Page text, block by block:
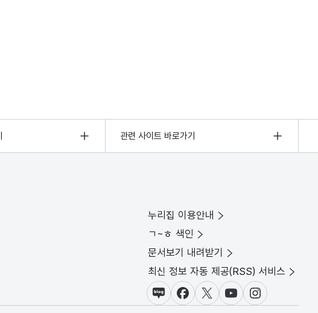
관련 사이트 바로가기
누리집 이용안내
ㄱ~ㅎ 색인
문서보기 내려받기
최신 정보 자동 제공(RSS) 서비스
블로그페이스북X(트위터)
유튜브인스타그램